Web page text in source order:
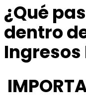
¿Qué
dentro
Ingresos